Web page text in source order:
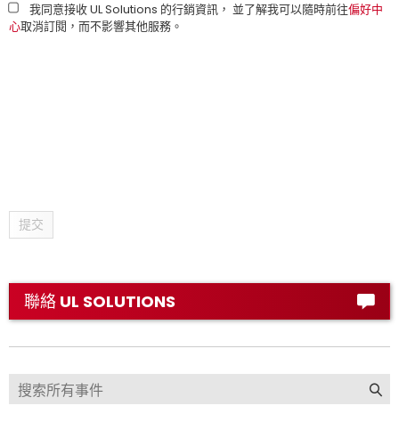
我同意接收 UL Solutions 的行銷資訊， 並了解我可以隨時前往偏好中
心取消訂閱，而不影響其他服務。
提交
聯絡 UL SOLUTIONS